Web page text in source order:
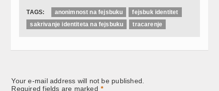
TAGS: anonimnost na fejsbuku
fejsbuk identitet
sakrivanje identiteta na fejsbuku
tracarenje
Your e-mail address will not be published.
Required fields are marked *